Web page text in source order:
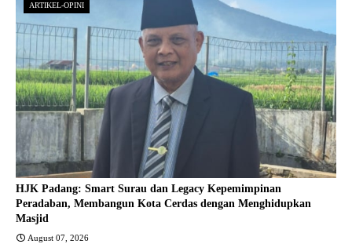
ARTIKEL-OPINI
HJK Padang: Smart Surau dan Legacy Kepemimpinan
Peradaban, Membangun Kota Cerdas dengan Menghidupkan
Masjid
August 07, 2026